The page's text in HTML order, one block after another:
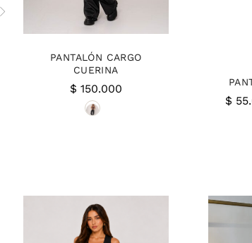
PANTALÓN CARGO
CUERINA
$ 150.000
$